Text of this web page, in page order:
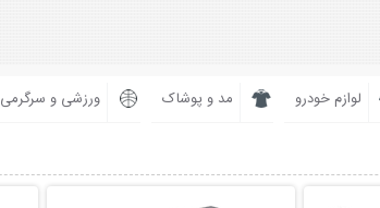
لوازم خودرو مد و پوشاک ورزشی و سرگرمی